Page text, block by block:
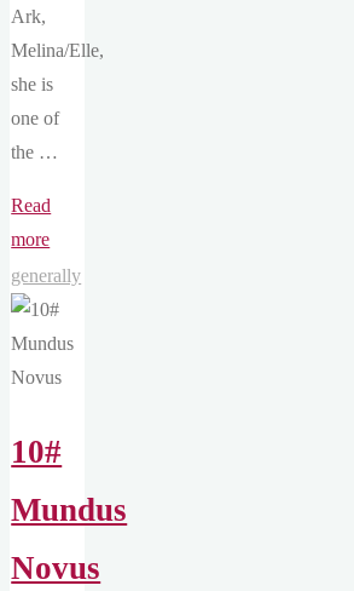
Ark,
Melina/Elle,
she is
one of
the …
Read
more"10#
Mundus
Novus
[EN]"
generally
10#
Mundus
Novus